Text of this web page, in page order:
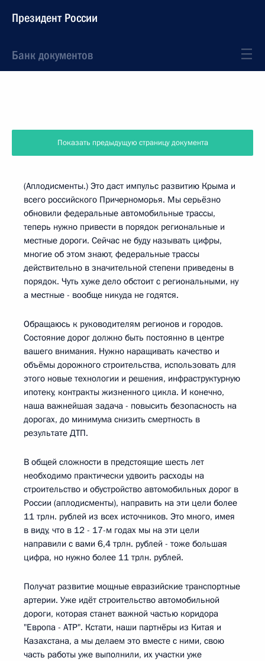
Президент России
Банк документов
Показать предыдущую страницу документа
(Аплодисменты.) Это даст импульс развитию Крыма и
всего российского Причерноморья. Мы серьёзно
обновили федеральные автомобильные трассы,
теперь нужно привести в порядок региональные и
местные дороги. Сейчас не буду называть цифры,
многие об этом знают, федеральные трассы
действительно в значительной степени приведены в
порядок. Чуть хуже дело обстоит с региональными, ну
а местные - вообще никуда не годятся.
Обращаюсь к руководителям регионов и городов.
Состояние дорог должно быть постоянно в центре
вашего внимания. Нужно наращивать качество и
объёмы дорожного строительства, использовать для
этого новые технологии и решения, инфраструктурную
ипотеку, контракты жизненного цикла. И конечно,
наша важнейшая задача - повысить безопасность на
дорогах, до минимума снизить смертность в
результате ДТП.
В общей сложности в предстоящие шесть лет
необходимо практически удвоить расходы на
строительство и обустройство автомобильных дорог в
России (аплодисменты), направить на эти цели более
11 трлн. рублей из всех источников. Это много, имея
в виду, что в 12 - 17-м годах мы на эти цели
направили с вами 6,4 трлн. рублей - тоже большая
цифра, но нужно более 11 трлн. рублей.
Получат развитие мощные евразийские транспортные
артерии. Уже идёт строительство автомобильной
дороги, которая станет важной частью коридора
"Европа - АТР". Кстати, наши партнёры из Китая и
Казахстана, а мы делаем это вместе с ними, свою
часть работы уже выполнили, их участки уже